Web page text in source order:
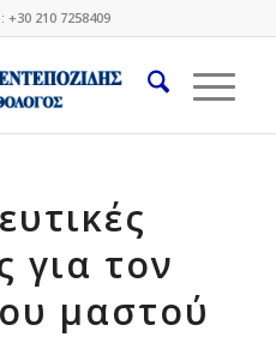
210 7258409
για τον
μαστού